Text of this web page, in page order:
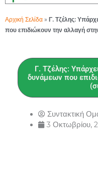
Αρχική Σελίδα » Γ. Τζέλης:
που επιδιώκουν την αλλαγή
Γ. Τζέλης:
δυνάμεων που
Συντακτική
3 Οκτωβρίου,